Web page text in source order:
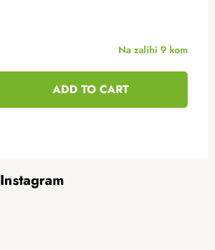
Na zalihi 9 kom
ADD TO CART
Instagram